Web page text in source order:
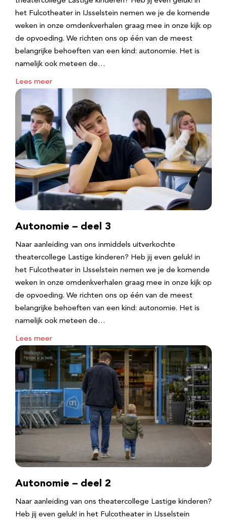
het Fulcotheater in IJsselstein nemen we je de komende
weken in onze omdenkverhalen graag mee in onze kijk op
de opvoeding. We richten ons op één van de meest
belangrijke behoeften van een kind: autonomie. Het is
namelijk ook meteen de…
Lees meer
Autonomie – deel 3
Naar aanleiding van ons inmiddels uitverkochte
theatercollege Lastige kinderen? Heb jij even geluk! in
het Fulcotheater in IJsselstein nemen we je de komende
weken in onze omdenkverhalen graag mee in onze kijk op
de opvoeding. We richten ons op één van de meest
belangrijke behoeften van een kind: autonomie. Het is
namelijk ook meteen de…
Lees meer
Autonomie – deel 2
Naar aanleiding van ons theatercollege Lastige kinderen?
Heb jij even geluk! in het Fulcotheater in IJsselstein